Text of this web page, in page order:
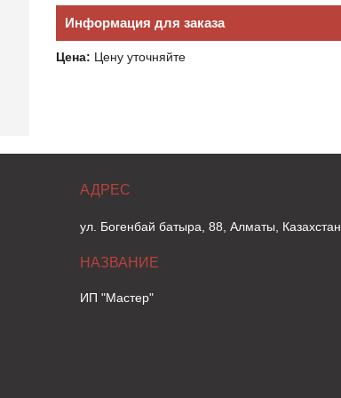
Информация для заказа
Цена: Цену уточняйте
ул. Богенбай батыра, 88, Алматы, Казахстан
ИП "Мастер"